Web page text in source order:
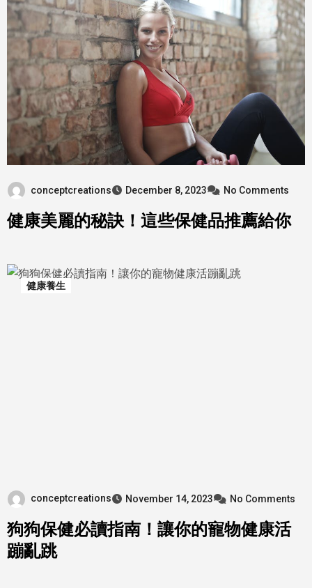
conceptcreations December 8, 2023 No Comments
健康美麗的秘訣！這些保健品推薦給你
健康養生
conceptcreations November 14, 2023 No Comments
狗狗保健必讀指南！讓你的寵物健康活
蹦亂跳